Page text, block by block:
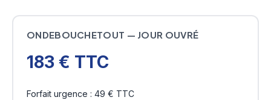
ONDEBOUCHETOUT — JOUR OUVRÉ
183 € TTC
Forfait urgence : 49 € TTC